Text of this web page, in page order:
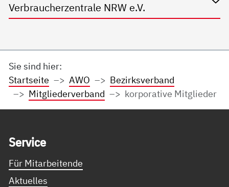
Verbraucherzentrale NRW e.V.
Sie sind hier:
Startseite
AWO
Bezirksverband
Mitgliederverband
korporative Mitglieder
Ser­vice
Für Mitarbeitende
Aktuelles